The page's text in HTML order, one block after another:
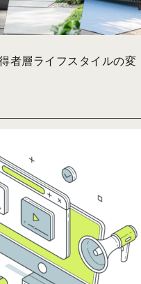
者層ライフスタイルの変